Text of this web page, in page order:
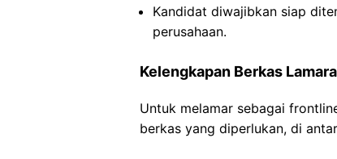
Kandidat diwajibkan siap
perusahaan.
Kelengkapan Berkas
Untuk melamar sebagai
berkas yang diperlukan, di